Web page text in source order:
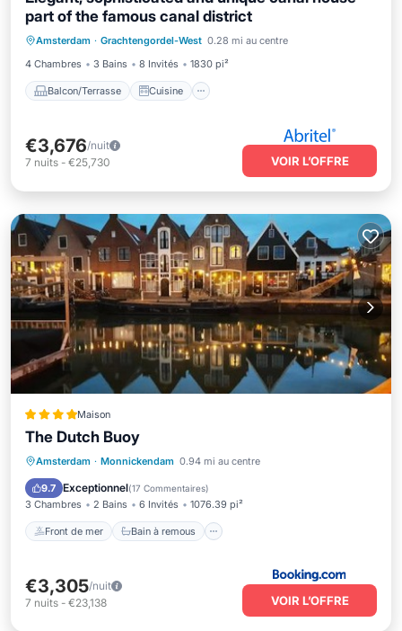
part of the famous canal district
Amsterdam · Grachtengordel-West 0.28 mi au centre
4 Chambres
3 Bains 8 Invités 1830 pi²
Balcon/Terrasse Cuisine
Balcon/Terrasse Cuisine
Adapté aux enfants
€3,676/nuit
7 nuits - €25,730 VOIR L’OFFRE
Maison
The Dutch Buoy
Amsterdam · Monnickendam 0.94 mi au centre
9.7 Exceptionnel(17 Commentaires)
3 Chambres 2 Bains 6 Invités 1076.39 pi²
Front de mer Bain à remous
Front de mer
Bain à remous
Petit-déjeuner
Parking
€3,305/nuit
7 nuits - €23,138 VOIR L’OFFRE